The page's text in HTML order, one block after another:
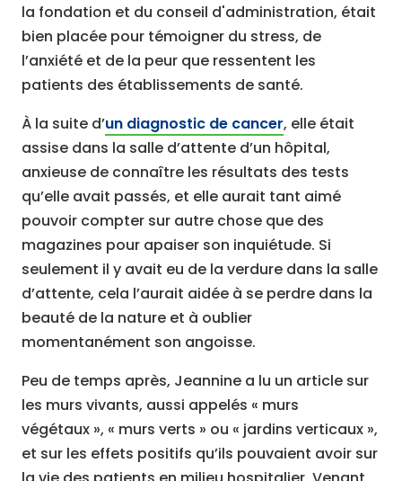
la fondation et du conseil d'administration, était
bien placée pour témoigner du stress, de
l’anxiété et de la peur que ressentent les
patients des établissements de santé.
À la suite d’un diagnostic de cancer, elle était
assise dans la salle d’attente d’un hôpital,
anxieuse de connaître les résultats des tests
qu’elle avait passés, et elle aurait tant aimé
pouvoir compter sur autre chose que des
magazines pour apaiser son inquiétude. Si
seulement il y avait eu de la verdure dans la salle
d’attente, cela l’aurait aidée à se perdre dans la
beauté de la nature et à oublier
momentanément son angoisse.
Peu de temps après, Jeannine a lu un article sur
les murs vivants, aussi appelés « murs
végétaux », « murs verts » ou « jardins verticaux »,
et sur les effets positifs qu’ils pouvaient avoir sur